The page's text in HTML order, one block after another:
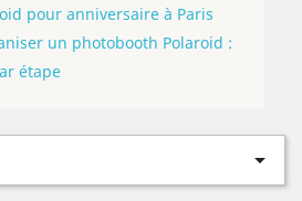
pour anniversaire à Paris
un photobooth Polaroid :
étape
